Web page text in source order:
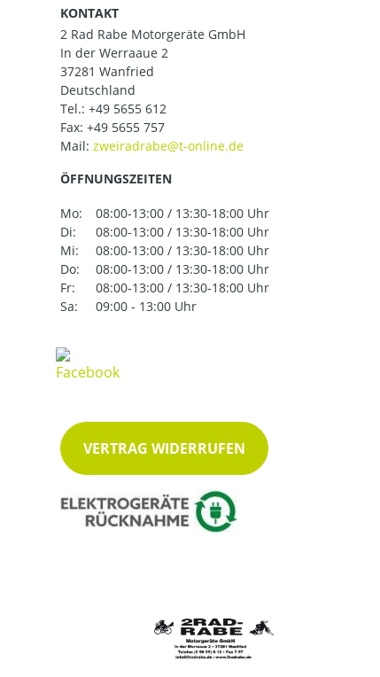
KONTAKT
2 Rad Rabe Motorgeräte GmbH
In der Werraaue 2
37281 Wanfried
Deutschland
Tel.: +49 5655 612
Fax: +49 5655 757
Mail:
ÖFFNUNGSZEITEN
Mo:
08:00-13:00 / 13:30-18:00 Uhr
Di:
08:00-13:00 / 13:30-18:00 Uhr
Mi:
08:00-13:00 / 13:30-18:00 Uhr
Do:
08:00-13:00 / 13:30-18:00 Uhr
Fr:
08:00-13:00 / 13:30-18:00 Uhr
Sa:
09:00 - 13:00 Uhr
VERTRAG WIDERRUFEN